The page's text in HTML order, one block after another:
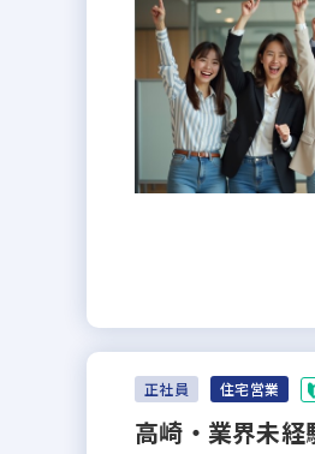
正社員 住宅営業
高崎・業界未